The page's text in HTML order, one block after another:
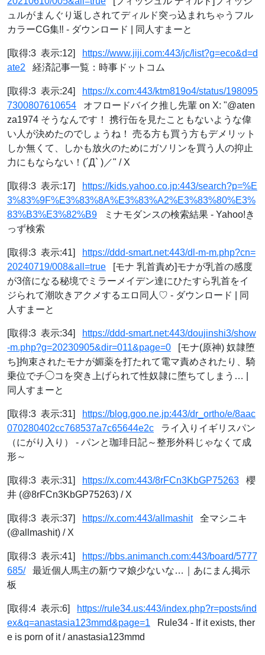
ュルがまんぐり返しされてディルド突っ込まれちゃうフル
カラーCG集‼︎ - ダウンロード | 同人すまーと
[取得:3 表示:12]
https://www.jiji.com:443/jc/list?g=eco&d=d
ate2 経済記事一覧：時事ドットコム
[取得:3 表示:24]
https://x.com:443/ktm819o4/status/198095
7300807610654 オフロードバイク推し先輩 on X: "@aten
za1974 そうなんです！ 携行缶を見たこともないような偉
い人が決めたのでしょうね！ 売る方も買う方もデメリット
しか無くて、しかも放火のためにガソリンを買う人の抑止
力にもならない！(´Д` )／" / X
[取得:3 表示:17]
https://kids.yahoo.co.jp:443/search?p=%E
3%83%9F%E3%83%8A%E3%83%A2%E3%83%80%E3%
83%B3%E3%82%B9 ミナモダンスの検索結果 - Yahoo!き
っず検索
[取得:3 表示:41]
https://ddd-smart.net:443/dl-m-m.php?cn=
20240719/008&all=true [モナ 乳首責め]モナが乳首の感度
が3倍になる秘境でミラーメイデン達にひたすら乳首をイ
ジられて潮吹きアクメするエロ同人♡ - ダウンロード | 同
人すまーと
[取得:3 表示:34]
https://ddd-smart.net:443/doujinshi3/show
-m.php?g=20230905&dir=011&page=0 [モナ(原神) 奴隷堕
ち]拘束されたモナが媚薬を打たれて電マ責めされたり、騎
乗位でチ◯コを突き上げられて性奴隷に堕ちてしまう… |
同人すまーと
[取得:3 表示:31]
https://blog.goo.ne.jp:443/dr_ortho/e/8aac
070280402cc768537a7c65644e2c ライ入りイギリスパン
（にがり入り） - パンと珈琲日記～整形外科じゃなくて成
形～
[取得:3 表示:31] https://x.com:443/8rFCn3KbGP75263 櫻
井 (@8rFCn3KbGP75263) / X
[取得:3 表示:37] https://x.com:443/allmashit全マシニキ
(@allmashit) / X
[取得:3 表示:41]
https://bbs.animanch.com:443/board/5777
685/最近個人馬主の新ウマ娘少ないな…｜あにまん掲示
板
[取得:4 表示:6]
https://rule34.us:443/index.php?r=posts/ind
ex&q=anastasia123mmd&page=1 Rule34 - If it exists, ther
e is porn of it / anastasia123mmd